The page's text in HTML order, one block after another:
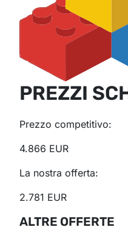
PREZZI
Prezzo competitivo:
4.866 EUR
La nostra offerta:
2.781 EUR
ALTRE OFFERTE